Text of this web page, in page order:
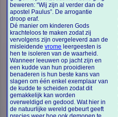
beweren: “Wij zijn al verder dan de
apostel Paulus”. De arrogantie
droop eraf.
Dé manier om kinderen Gods
krachteloos te maken zodat zij
vervolgens zijn overgeleverd aan de
misleidendevrome
hen te isoleren van de waarheid.
Wanneer leeuwen op jacht zijn en
een kudde van hun prooidieren
benaderen is hun beste kans van
slagen om één enkel exemplaar van
de kudde te scheiden zodat dit
gemakkelijk kan worden
overweldigd en gedood. Wat hier in
de natuurlijke wereld gebeurt geeft